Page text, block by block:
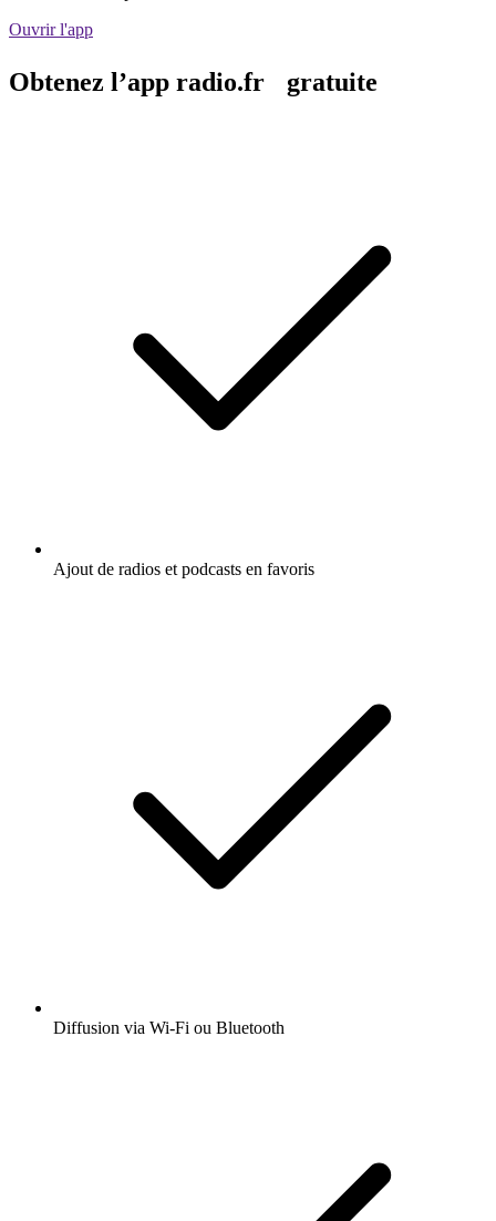
Ouvrir l'app
Obtenez l’app radio.fr gratuite
Ajout de radios et podcasts en favoris
Diffusion via Wi-Fi ou Bluetooth